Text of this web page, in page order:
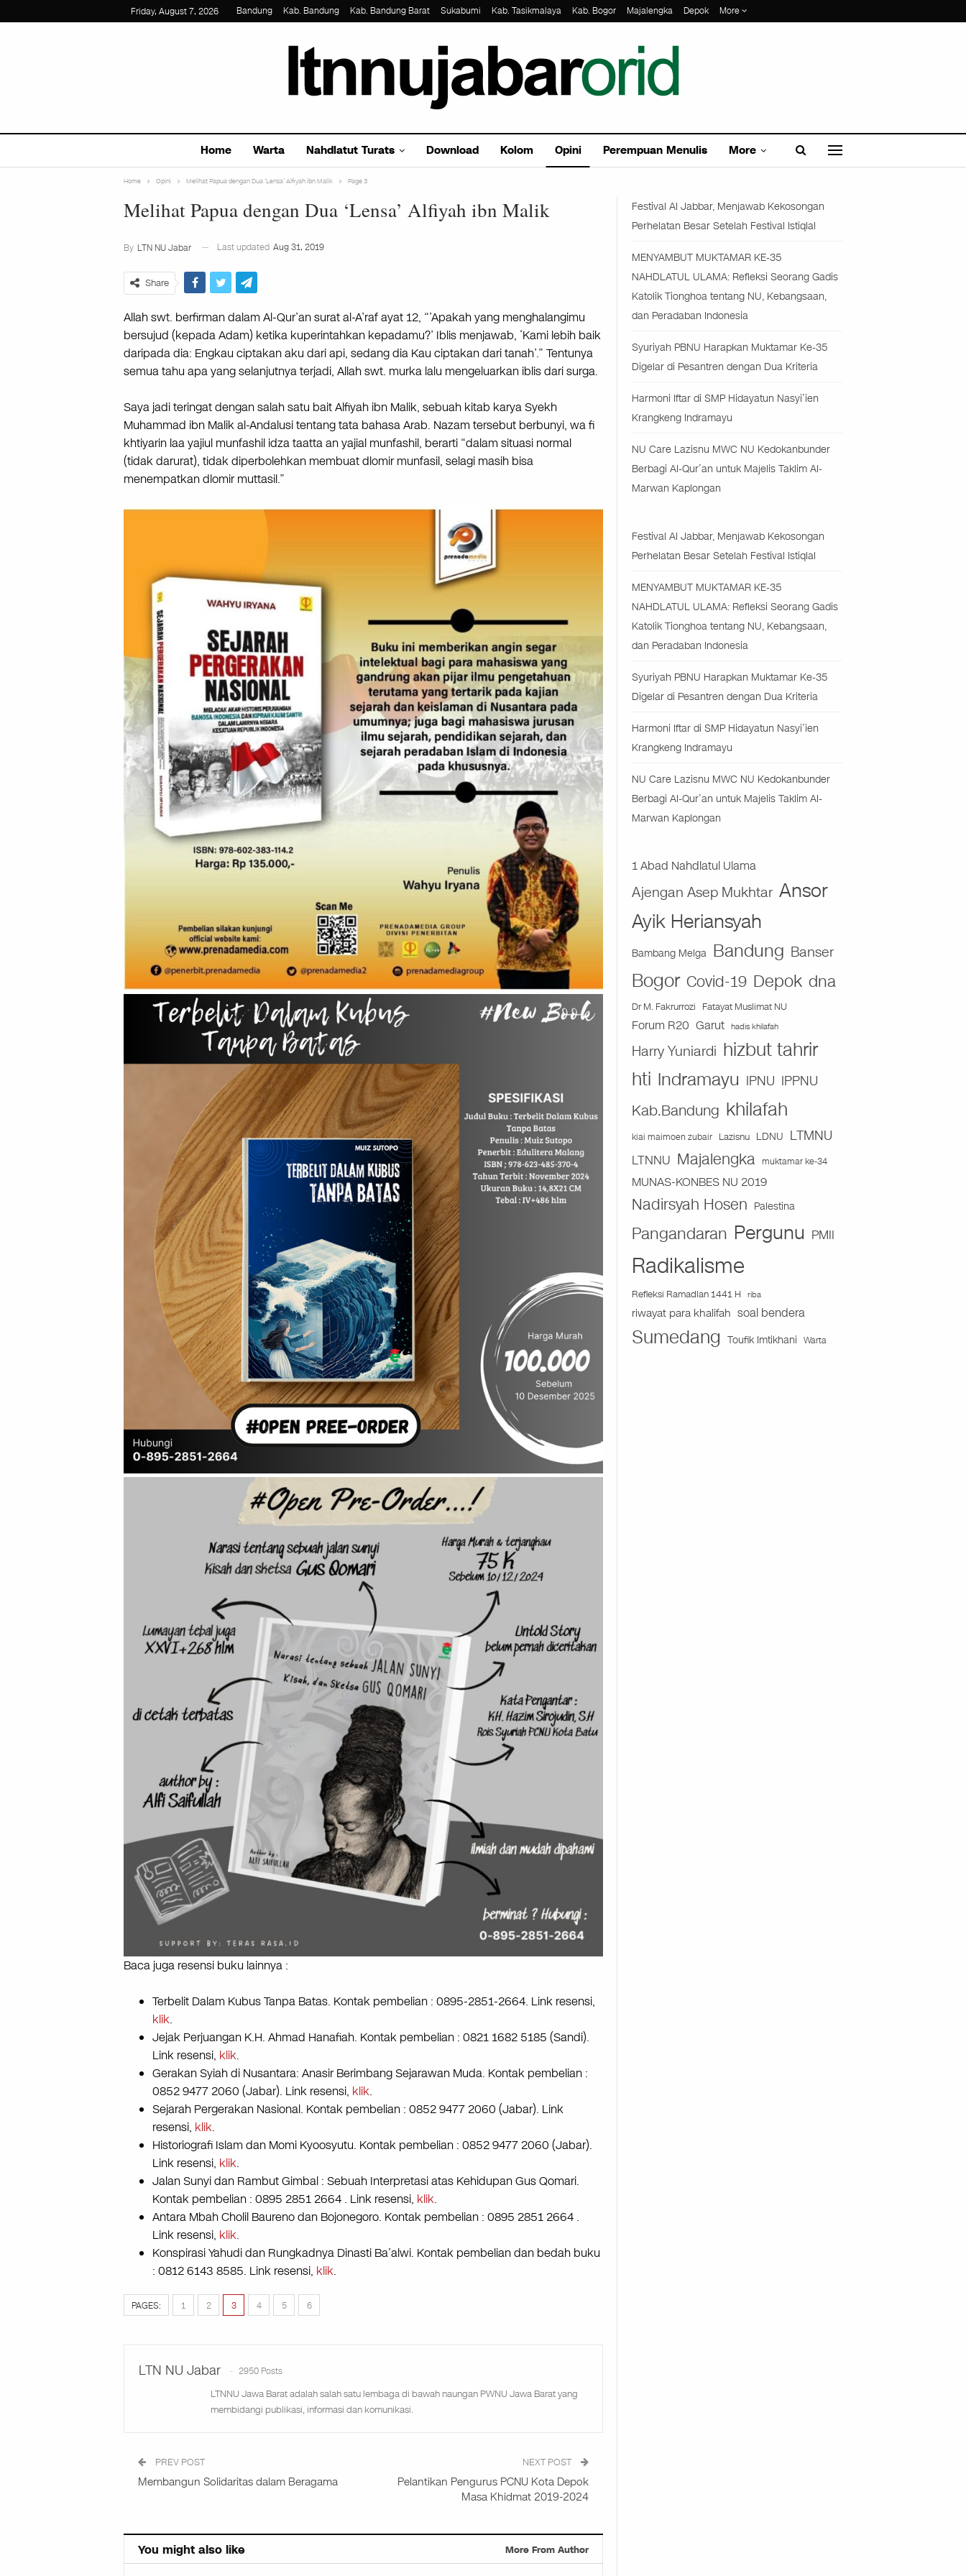
Friday, August 7, 2026 Bandung Kab. Bandung Kab. Bandung Barat Sukabumi Kab. Tasikmalaya Kab. Bogor Majalengka Depok More
Home Warta Nahdlatut Turats Download Kolom Opini Perempuan Menulis More
Home Opini Melihat Papua dengan Dua ‘Lensa’ Alfiyah ibn Malik Page 3
Melihat Papua dengan Dua ‘Lensa’ Alfiyah ibn Malik
By LTN NU Jabar Last updated Aug 31, 2019
Share
Allah swt. berfirman dalam Al-Qur’an surat al-A’raf ayat 12, “’Apakah yang menghalangimu
bersujud (kepada Adam) ketika kuperintahkan kepadamu?’ Iblis menjawab, ‘Kami lebih baik
daripada dia: Engkau ciptakan aku dari api, sedang dia Kau ciptakan dari tanah’.” Tentunya
semua tahu apa yang selanjutnya terjadi, Allah swt. murka lalu mengeluarkan iblis dari surga.
Saya jadi teringat dengan salah satu bait Alfiyah ibn Malik, sebuah kitab karya Syekh
Muhammad ibn Malik al-Andalusi tentang tata bahasa Arab. Nazam tersebut berbunyi, wa fi
khtiyarin laa yajiul munfashil idza taatta an yajial munfashil, berarti “dalam situasi normal
(tidak darurat), tidak diperbolehkan membuat dlomir munfasil, selagi masih bisa
menempatkan dlomir muttasil.”
Baca juga resensi buku lainnya :
Terbelit Dalam Kubus Tanpa Batas. Kontak pembelian : 0895-2851-2664. Link resensi,
klik.
Jejak Perjuangan K.H. Ahmad Hanafiah. Kontak pembelian : 0821 1682 5185 (Sandi).
Link resensi, klik.
Gerakan Syiah di Nusantara: Anasir Berimbang Sejarawan Muda. Kontak pembelian :
0852 9477 2060 (Jabar). Link resensi, klik.
Sejarah Pergerakan Nasional. Kontak pembelian : 0852 9477 2060 (Jabar). Link
resensi, klik.
Historiografi Islam dan Momi Kyoosyutu. Kontak pembelian : 0852 9477 2060 (Jabar).
Link resensi, klik.
Jalan Sunyi dan Rambut Gimbal : Sebuah Interpretasi atas Kehidupan Gus Qomari.
Kontak pembelian : 0895 2851 2664 . Link resensi, klik.
Antara Mbah Cholil Baureno dan Bojonegoro. Kontak pembelian : 0895 2851 2664 .
Link resensi, klik.
Konspirasi Yahudi dan Rungkadnya Dinasti Ba’alwi. Kontak pembelian dan bedah buku
: 0812 6143 8585. Link resensi, klik.
PAGES: 1 2 3 4 5 6
LTN NU Jabar 2950 Posts
LTNNU Jawa Barat adalah salah satu lembaga di bawah naungan PWNU Jawa Barat yang
membidangi publikasi, informasi dan komunikasi.
PREV POST
Membangun Solidaritas dalam Beragama
NEXT POST
Pelantikan Pengurus PCNU Kota Depok
Masa Khidmat 2019-2024
You might also like More From Author
Festival Al Jabbar, Menjawab Kekosongan
Perhelatan Besar Setelah Festival Istiqlal
MENYAMBUT MUKTAMAR KE-35
NAHDLATUL ULAMA: Refleksi Seorang Gadis
Katolik Tionghoa tentang NU, Kebangsaan,
dan Peradaban Indonesia
Syuriyah PBNU Harapkan Muktamar Ke-35
Digelar di Pesantren dengan Dua Kriteria
Harmoni Iftar di SMP Hidayatun Nasyi’ien
Krangkeng Indramayu
NU Care Lazisnu MWC NU Kedokanbunder
Berbagi Al-Qur’an untuk Majelis Taklim Al-
Marwan Kaplongan
Festival Al Jabbar, Menjawab Kekosongan
Perhelatan Besar Setelah Festival Istiqlal
MENYAMBUT MUKTAMAR KE-35
NAHDLATUL ULAMA: Refleksi Seorang Gadis
Katolik Tionghoa tentang NU, Kebangsaan,
dan Peradaban Indonesia
Syuriyah PBNU Harapkan Muktamar Ke-35
Digelar di Pesantren dengan Dua Kriteria
Harmoni Iftar di SMP Hidayatun Nasyi’ien
Krangkeng Indramayu
NU Care Lazisnu MWC NU Kedokanbunder
Berbagi Al-Qur’an untuk Majelis Taklim Al-
Marwan Kaplongan
1 Abad Nahdlatul Ulama
Ajengan Asep Mukhtar Ansor
Ayik Heriansyah
Bambang Melga Bandung Banser
Bogor Covid-19 Depok dna
Dr M. Fakrurrozi Fatayat Muslimat NU
Forum R20 Garut hadis khilafah
Harry Yuniardi hizbut tahrir
hti Indramayu IPNU IPPNU
Kab.Bandung khilafah
kiai maimoen zubair Lazisnu LDNU LTMNU
LTNNU Majalengka muktamar ke-34
MUNAS-KONBES NU 2019
Nadirsyah Hosen Palestina
Pangandaran Pergunu PMII
Radikalisme
Refleksi Ramadlan 1441 H riba
riwayat para khalifah soal bendera
Sumedang Toufik Imtikhani Warta